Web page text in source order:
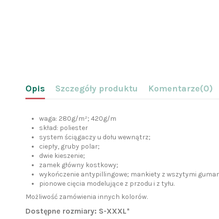
Opis Szczegóły produktu Komentarze(0)
waga: 280g/m²; 420g/m
skład: poliester
system ściągaczy u dołu wewnątrz;
ciepły, gruby polar;
dwie kieszenie;
zamek główny kostkowy;
wykończenie antypillingowe; mankiety z wszytymi
pionowe cięcia modelujące z przodu i z tyłu.
Możliwość zamówienia innych kolorów.
Dostępne rozmiary: S-XXXL*